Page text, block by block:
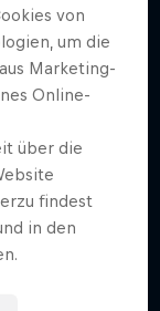
von
um die
Marketing-
Online-
über die
findest
in den